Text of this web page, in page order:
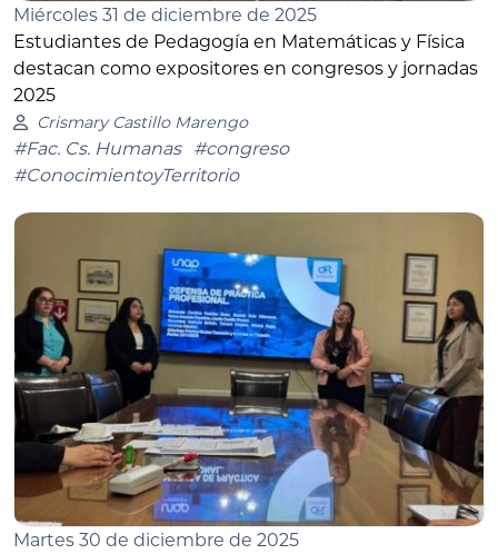
Miércoles 31 de diciembre de 2025
Estudiantes de Pedagogía en Matemáticas y Física
destacan como expositores en congresos y jornadas
2025
Crismary Castillo Marengo
#Fac. Cs. Humanas
#congreso
#ConocimientoyTerritorio
Martes 30 de diciembre de 2025